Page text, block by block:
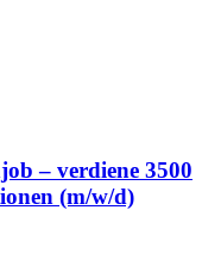
– verdiene 3500
(m/w/d)